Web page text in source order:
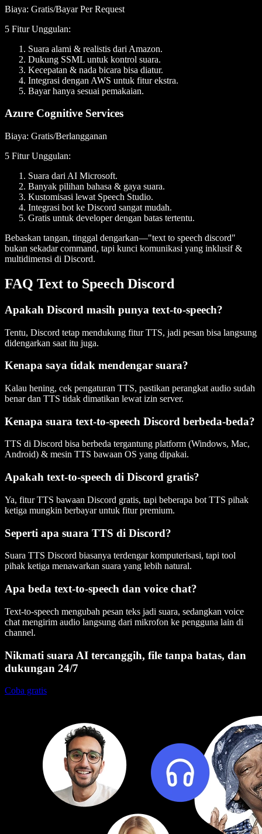
Biaya: Gratis/Bayar Per Request
5 Fitur Unggulan:
Suara alami & realistis dari Amazon.
Dukung SSML untuk kontrol suara.
Kecepatan & nada bicara bisa diatur.
Integrasi dengan AWS untuk fitur ekstra.
Bayar hanya sesuai pemakaian.
Azure Cognitive Services
Biaya: Gratis/Berlangganan
5 Fitur Unggulan:
Suara dari AI Microsoft.
Banyak pilihan bahasa & gaya suara.
Kustomisasi lewat Speech Studio.
Integrasi bot ke Discord sangat mudah.
Gratis untuk developer dengan batas tertentu.
Bebaskan tangan, tinggal dengarkan—"text to speech discord"
bukan sekadar command, tapi kunci komunikasi yang inklusif &
multidimensi di Discord.
FAQ Text to Speech Discord
Apakah Discord masih punya text-to-speech?
Tentu, Discord tetap mendukung fitur TTS, jadi pesan bisa langsung
didengarkan saat itu juga.
Kenapa saya tidak mendengar suara?
Kalau hening, cek pengaturan TTS, pastikan perangkat audio sudah
benar dan TTS tidak dimatikan lewat izin server.
Kenapa suara text-to-speech Discord berbeda-beda?
TTS di Discord bisa berbeda tergantung platform (Windows, Mac,
Android) & mesin TTS bawaan OS yang dipakai.
Apakah text-to-speech di Discord gratis?
Ya, fitur TTS bawaan Discord gratis, tapi beberapa bot TTS pihak
ketiga mungkin berbayar untuk fitur premium.
Seperti apa suara TTS di Discord?
Suara TTS Discord biasanya terdengar komputerisasi, tapi tool
pihak ketiga menawarkan suara yang lebih natural.
Apa beda text-to-speech dan voice chat?
Text-to-speech mengubah pesan teks jadi suara, sedangkan voice
chat mengirim audio langsung dari mikrofon ke pengguna lain di
channel.
Nikmati suara AI tercanggih, file tanpa batas, dan
dukungan 24/7
Coba gratis